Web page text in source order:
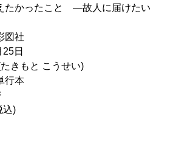
かったこと ―故人に届けたい
図社
日
もと こうせい)
本
)